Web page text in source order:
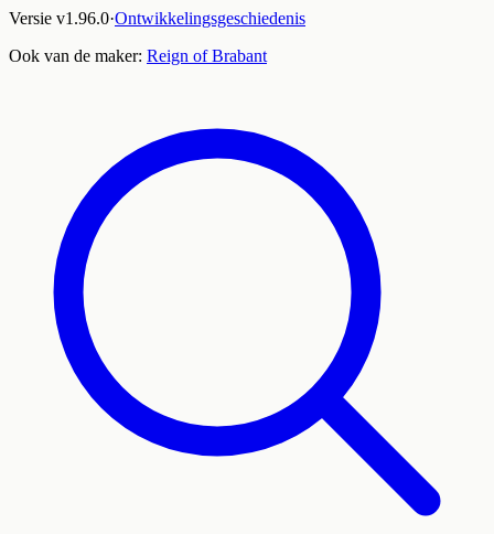
Versie v1.96.0·Ontwikkelingsgeschiedenis
Ook van de maker: Reign of Brabant